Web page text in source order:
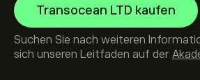
Transocean LTD kaufen
Suchen Sie nach weiteren
sich unseren Leitfaden auf der